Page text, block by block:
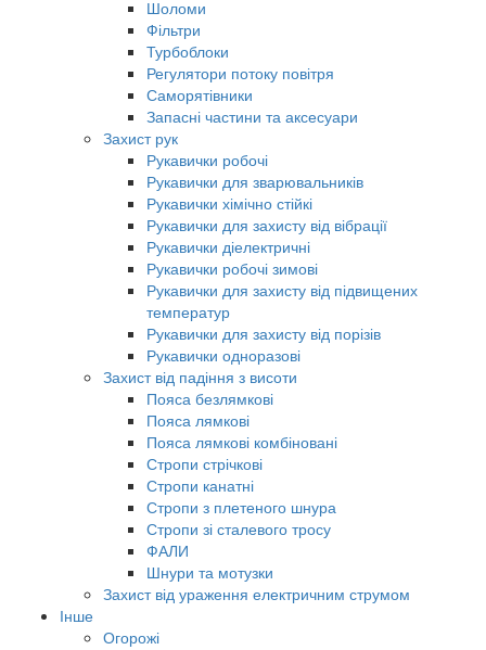
Шоломи
Фільтри
Турбоблоки
Регулятори потоку повітря
Саморятівники
Запасні частини та аксесуари
Захист рук
Рукавички робочі
Рукавички для зварювальників
Рукавички хімічно стійкі
Рукавички для захисту від вібрації
Рукавички діелектричні
Рукавички робочі зимові
Рукавички для захисту від підвищених
температур
Рукавички для захисту від порізів
Рукавички одноразові
Захист від падіння з висоти
Пояса безлямкові
Пояса лямкові
Пояса лямкові комбіновані
Стропи стрічкові
Стропи канатні
Стропи з плетеного шнура
Стропи зі сталевого тросу
ФАЛИ
Шнури та мотузки
Захист від ураження електричним струмом
Інше
Огорожі